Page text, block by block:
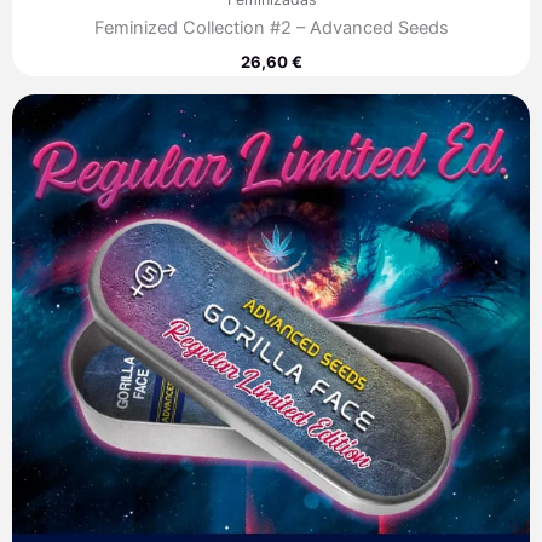
Feminized Collection #2 – Advanced Seeds
26,60€